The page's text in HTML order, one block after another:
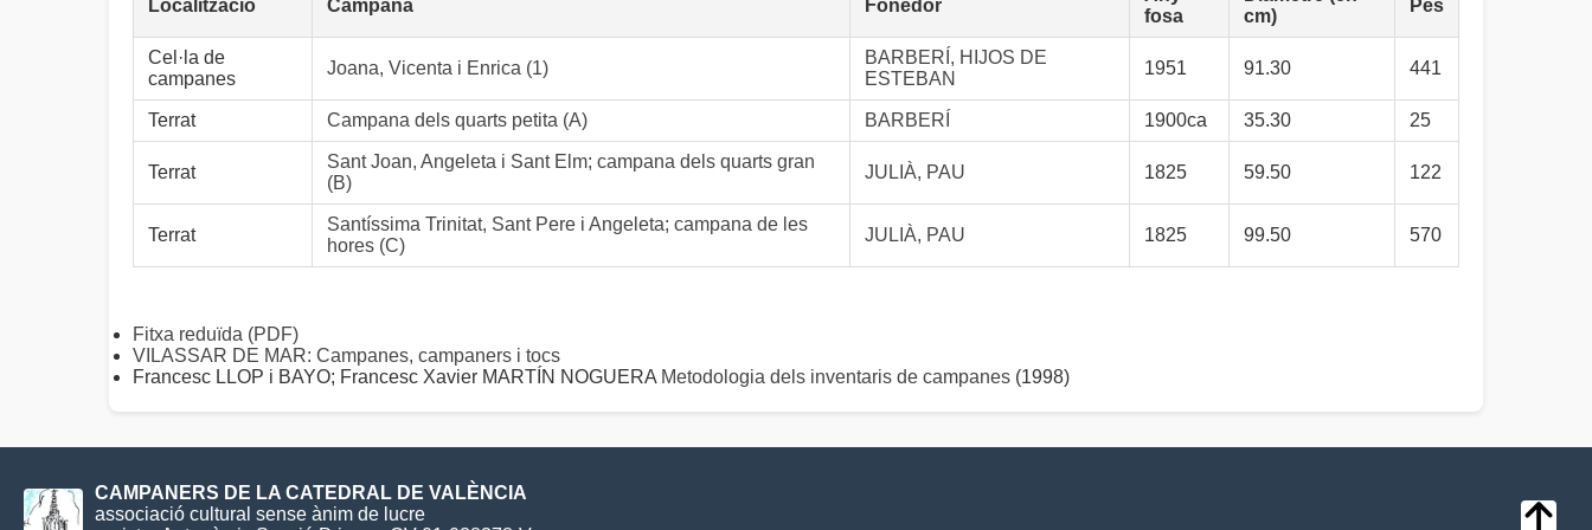
Localització Campana Fonedor
fosa
cm)
Pes
Cel·la de
campanes
Joana, Vicenta i Enrica (1)
BARBERÍ, HIJOS DE
ESTEBAN
1951 91.30 441
Terrat Campana dels quarts petita (A) BARBERÍ 1900ca 35.30 25
Terrat
Sant Joan, Angeleta i Sant Elm; campana dels quarts gran
(B)
JULIÀ, PAU 1825 59.50 122
Terrat
Santíssima Trinitat, Sant Pere i Angeleta; campana de les
hores (C)
JULIÀ, PAU 1825 99.50 570
Fitxa reduïda (PDF)
VILASSAR DE MAR: Campanes, campaners i tocs
Francesc LLOP i BAYO; Francesc Xavier MARTÍN NOGUERA Metodologia dels inventaris de campanes (1998)
CAMPANERS DE LA CATEDRAL DE VALÈNCIA
associació cultural sense ànim de lucre